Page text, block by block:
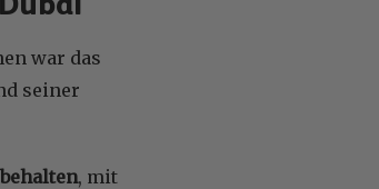
war das
seiner
, mit